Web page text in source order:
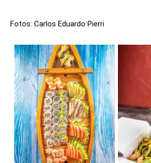
Fotos: Carlos Eduardo Pierri